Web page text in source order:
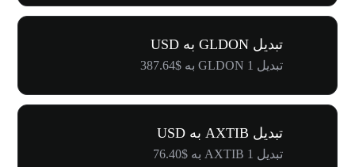
تبدیل GLDON به USD
تبدیل 1 GLDON به $387.64
تبدیل AXTIB به USD
تبدیل 1 AXTIB به $76.40